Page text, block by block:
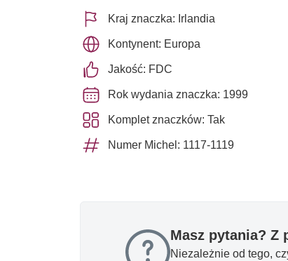
Kraj znaczka: Irlandia
Kontynent: Europa
Jakość: FDC
Rok wydania znaczka: 1999
Komplet znaczków: Tak
Numer Michel: 1117-1119
Masz pytania? Z
Niezależnie od tego,